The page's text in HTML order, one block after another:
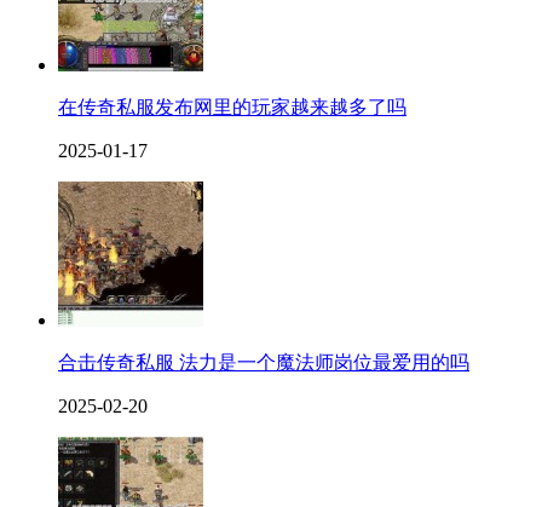
在传奇私服发布网里的玩家越来越多了吗
2025-01-17
合击传奇私服 法力是一个魔法师岗位最爱用的吗
2025-02-20